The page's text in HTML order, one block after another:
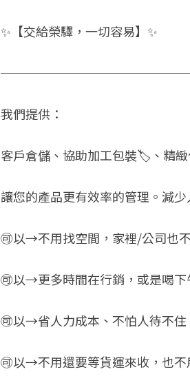
✨【交給榮驛，一切容易】✨
我們提供：
客戶倉儲、協助加工包裝🏷、精緻
讓您的產品更有效率的管理。減
🉑以→不用找空間，家裡/公司也
🉑以→更多時間在行銷，或是喝下
🉑以→省人力成本、不怕人待不住
🉑以→不用還要等貨運來收，也